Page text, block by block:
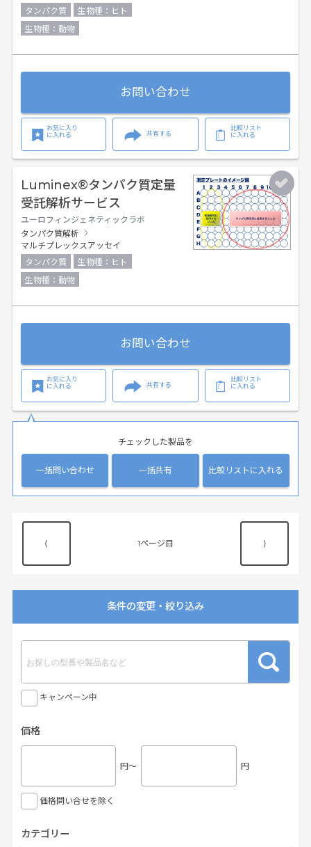
タンパク質
生物種：ヒト
生物種：動物
お問い合わせ
お気に入り
に入れる
共有する
比較リスト
に入れる
Luminex®タンパク質定量
受託解析サービス
ユーロフィンジェネティックラボ
タンパク質解析
マルチプレックスアッセイ
タンパク質
生物種：ヒト
生物種：動物
お問い合わせ
お気に入り
に入れる
共有する
比較リスト
に入れる
チェックした製品を
一括問い合わせ 一括共有 比較リストに入れる
⟨ 1 ⟩
条件の変更・絞り込み
キャンペーン中
価格
円〜 円
価格問い合せを除く
カテゴリー